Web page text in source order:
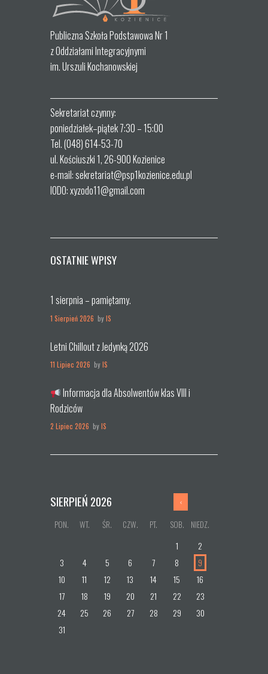
Publiczna Szkoła Podstawowa Nr 1
z Oddziałami Integracyjnymi
im. Urszuli Kochanowskiej
Sekretariat czynny:
poniedziałek–piątek 7:30 – 15:00
Tel. (048) 614-53-70
ul. Kościuszki 1, 26-900 Kozienice
e-mail: sekretariat@psp1kozienice.edu.pl
IODO: xyzodo11@gmail.com
OSTATNIE WPISY
1 sierpnia – pamiętamy.
1 Sierpień 2026 byIS
Letni Chillout z Jedynką 2026
11 Lipiec 2026 byIS
Informacja dla Absolwentów klas VIII i
Rodziców
2 Lipiec 2026 byIS
SIERPIEŃ 2026
PON. WT. ŚR. CZW. PT. SOB. NIEDZ.
1
2
3
4 5 6 7 8
9
10
11 12 13 14 15
16
17
18 19 20 21 22
23
24
25 26 27 28 29
30
31